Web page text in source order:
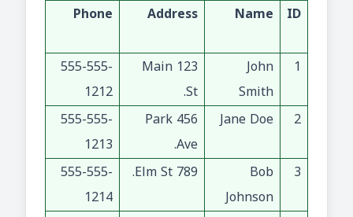
ID
1
John
Smith
123 Main
St.
555-555-
1212
2
Jane Doe
456 Park
Ave.
555-555-
1213
3
Bob
Johnson
789 Elm St.
555-555-
1214